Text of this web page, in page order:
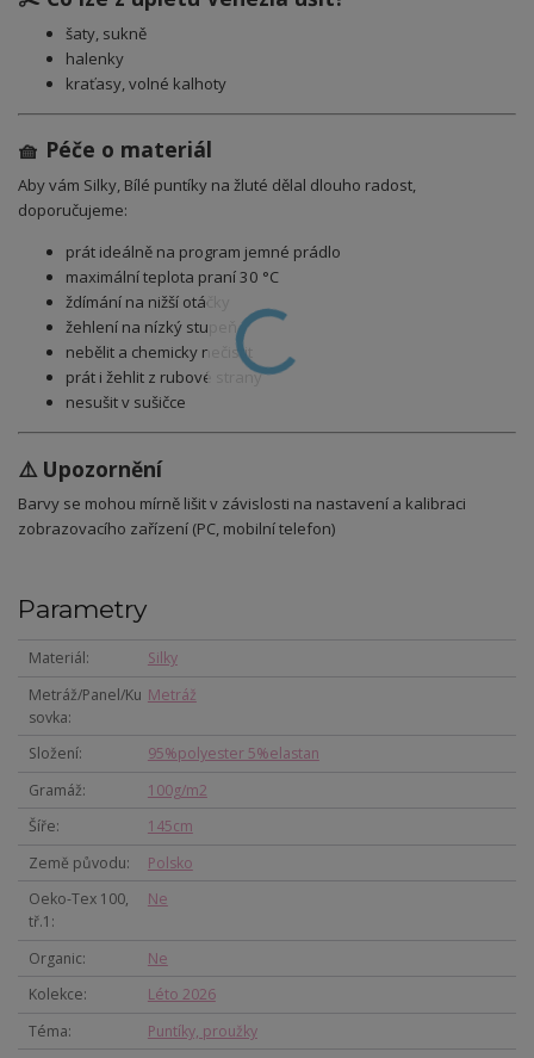
šaty, sukně
halenky
kraťasy, volné kalhoty
🧺 Péče o materiál
Aby vám Silky, Bílé puntíky na žluté dělal dlouho radost,
doporučujeme:
prát ideálně na program jemné prádlo
maximální teplota praní 30 °C
ždímání na nižší otáčky
žehlení na nízký stupeň
nebělit a chemicky nečistit
prát i žehlit z rubové strany
nesušit v sušičce
⚠️ Upozornění
Barvy se mohou mírně lišit v závislosti na nastavení a kalibraci
zobrazovacího zařízení (PC, mobilní telefon)
Parametry
Materiál
Silky
Metráž/Panel/Ku
sovka
Metráž
Složení
95%polyester 5%elastan
Gramáž
100g/m2
Šíře
145cm
Země původu
Polsko
Oeko-Tex 100,
tř.1
Ne
Organic
Ne
Kolekce
Léto 2026
Téma
Puntíky, proužky